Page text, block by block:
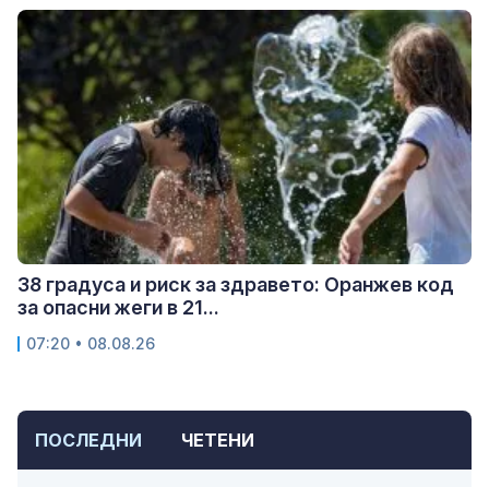
ПОСЛЕДНИ ЧЕТЕНИ
38 градуса и риск за здравето: Оранжев код
за опасни жеги в 21...
07:20 • 08.08.26